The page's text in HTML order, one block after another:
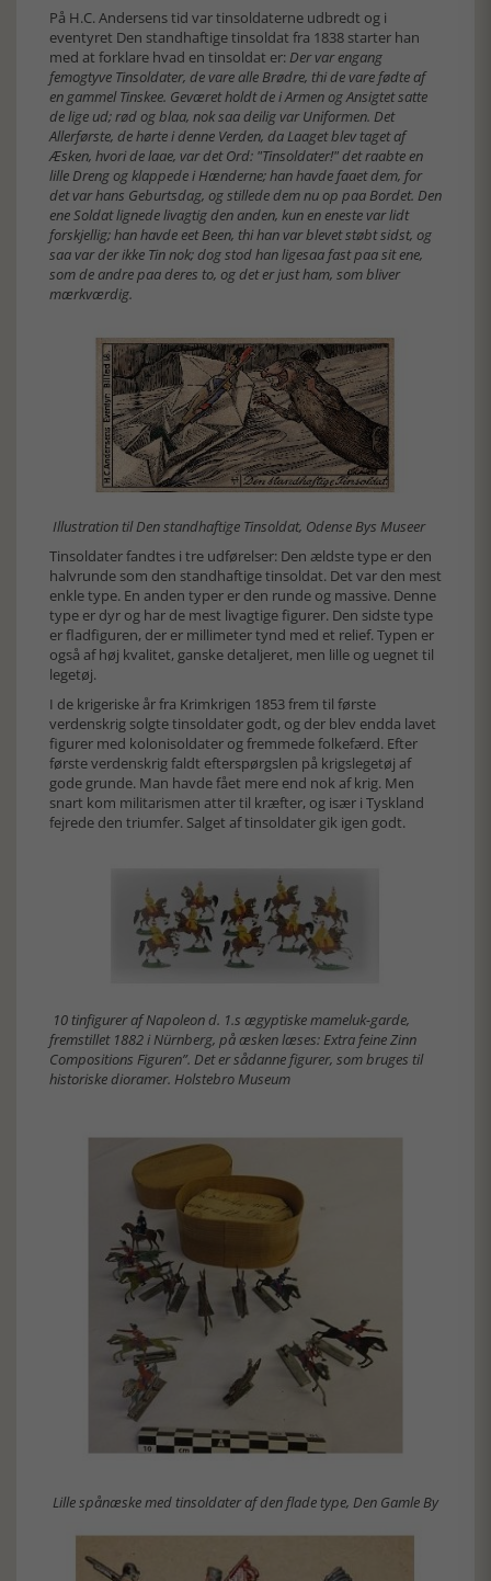
På H.C. Andersens tid var tinsoldaterne udbredt og i
eventyret Den standhaftige tinsoldat fra 1838 starter han
med at forklare hvad en tinsoldat er:Der var engang
femogtyve Tinsoldater, de vare alle Brødre, thi de vare fødte af
en gammel Tinskee. Geværet holdt de i Armen og Ansigtet satte
de lige ud; rød og blaa, nok saa deilig var Uniformen. Det
Allerførste, de hørte i denne Verden, da Laaget blev taget af
Æsken, hvori de laae, var det Ord: "Tinsoldater!" det raabte en
lille Dreng og klappede i Hænderne; han havde faaet dem, for
det var hans Geburtsdag, og stillede dem nu op paa Bordet. Den
ene Soldat lignede livagtig den anden, kun en eneste var lidt
forskjellig; han havde eet Been, thi han var blevet støbt sidst, og
saa var der ikke Tin nok; dog stod han ligesaa fast paa sit ene,
som de andre paa deres to, og det er just ham, som bliver
mærkværdig.
Illustration til Den standhaftige Tinsoldat, Odense Bys Museer
Tinsoldater fandtes i tre udførelser: Den ældste type er den
halvrunde som den standhaftige tinsoldat. Det var den mest
enkle type. En anden typer er den runde og massive. Denne
type er dyr og har de mest livagtige figurer. Den sidste type
er fladfiguren, der er millimeter tynd med et relief. Typen er
også af høj kvalitet, ganske detaljeret, men lille og uegnet til
legetøj.
I de krigeriske år fra Krimkrigen 1853 frem til første
verdenskrig solgte tinsoldater godt, og der blev endda lavet
figurer med kolonisoldater og fremmede folkefærd. Efter
første verdenskrig faldt efterspørgslen på krigslegetøj af
gode grunde. Man havde fået mere end nok af krig. Men
snart kom militarismen atter til kræfter, og især i Tyskland
fejrede den triumfer. Salget af tinsoldater gik igen godt.
10 tinfigurer af Napoleon d. 1.s ægyptiske mameluk-garde,
fremstillet 1882 i Nürnberg, på æsken læses: Extra feine Zinn
Compositions Figuren”. Det er sådanne figurer, som bruges til
historiske dioramer. Holstebro Museum
Lille spånæske med tinsoldater af den flade type, Den Gamle By